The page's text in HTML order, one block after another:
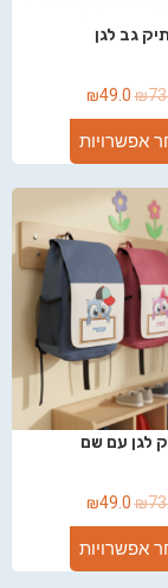
תיק גב לגן
₪
₪49.0
אפשרויות
לגן עם שם
₪
₪49.0
אפשרויות